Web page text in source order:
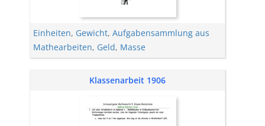
Einheiten, Gewicht, Aufgabensammlung aus
Mathearbeiten, Geld, Masse
Klassenarbeit 1906